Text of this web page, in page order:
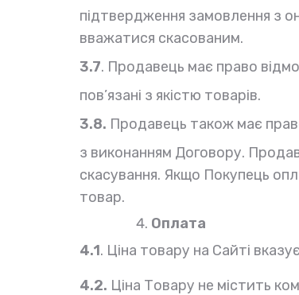
підтвердження замовлення з
вважатися скасованим.
3.7. Продавець має право
пов’язані з якістю товарів.
3.8. Продавець також має
з виконанням Договору.
скасування. Якщо Покупець
товар.
Оплата
4.1. Ціна товару на Сайті
4.2. Ціна Товару не містить